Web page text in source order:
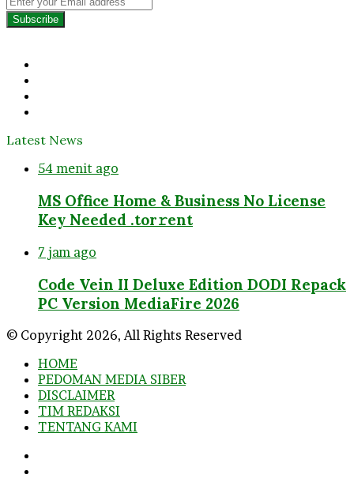
your
Email
Latest News
54 menit ago
MS Office Home & Business No License
Key Needed .tоr𝚛еnt
7 jam ago
Code Vein II Deluxe Edition DODI Repack
PC Version MediaFire 2026
© Copyright 2026, All Rights Reserved
HOME
PEDOMAN MEDIA SIBER
DISCLAIMER
TIM REDAKSI
TENTANG KAMI